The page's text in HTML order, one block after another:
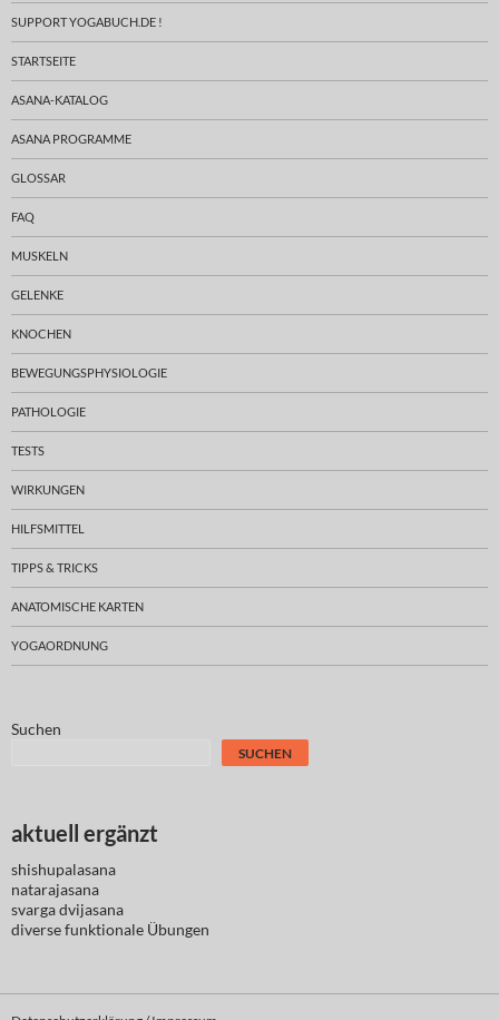
SUPPORT YOGABUCH.DE !
STARTSEITE
ASANA-KATALOG
ASANA PROGRAMME
GLOSSAR
FAQ
MUSKELN
GELENKE
KNOCHEN
BEWEGUNGSPHYSIOLOGIE
PATHOLOGIE
TESTS
WIRKUNGEN
HILFSMITTEL
TIPPS & TRICKS
ANATOMISCHE KARTEN
YOGAORDNUNG
Suchen
SUCHEN
aktuell ergänzt
shishupalasana
natarajasana
svarga dvijasana
diversefunktionale Übungen